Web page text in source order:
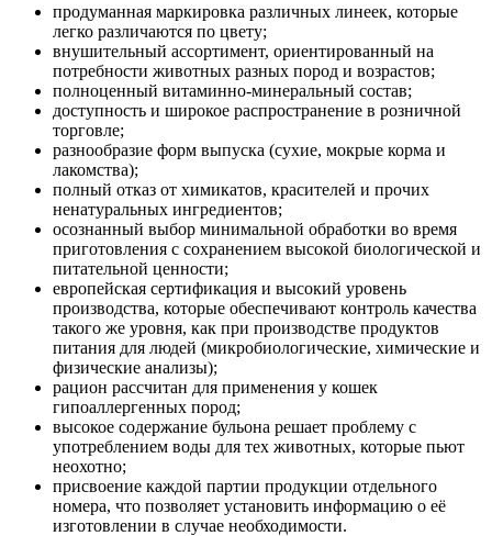
продуманная маркировка различных линеек, которые
легко различаются по цвету;
внушительный ассортимент, ориентированный на
потребности животных разных пород и возрастов;
полноценный витаминно-минеральный состав;
доступность и широкое распространение в розничной
торговле;
разнообразие форм выпуска (сухие, мокрые корма и
лакомства);
полный отказ от химикатов, красителей и прочих
ненатуральных ингредиентов;
осознанный выбор минимальной обработки во время
приготовления с сохранением высокой биологической и
питательной ценности;
европейская сертификация и высокий уровень
производства, которые обеспечивают контроль качества
такого же уровня, как при производстве продуктов
питания для людей (микробиологические, химические и
физические анализы);
рацион рассчитан для применения у кошек
гипоаллергенных пород;
высокое содержание бульона решает проблему с
употреблением воды для тех животных, которые пьют
неохотно;
присвоение каждой партии продукции отдельного
номера, что позволяет установить информацию о её
изготовлении в случае необходимости.